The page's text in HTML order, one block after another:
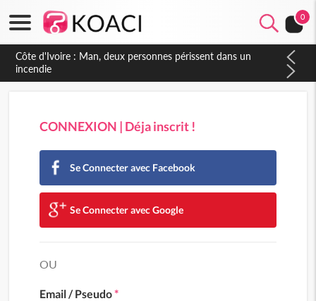
0
CONNEXION | Déja inscrit !
Se Connecter avec Facebook
Se Connecter avec Google
OU
Email / Pseudo*